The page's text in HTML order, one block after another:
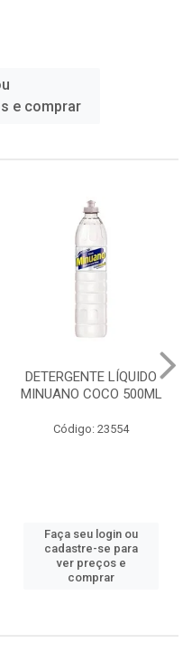
e comprar
SABAO BR
GLICERINADO
Código:
Faça seu login
cadastre-se
ver preços e